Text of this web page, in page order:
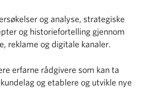
og analyse, strategiske
og historiefortelling gjennom
reklame og digitale kanaler.
erfarne rådgivere som kan ta
og etablere og utvikle nye